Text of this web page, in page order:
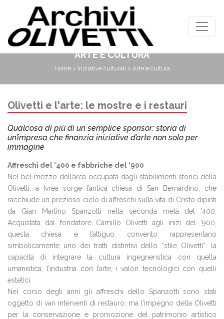
ARTE E CULTURA
Home> Iniziative culturali > Arte e cultura
Olivetti e l'arte: le mostre e i restauri
Qualcosa di più di un semplice sponsor: storia di
un’impresa che finanzia iniziative d’arte non solo per
immagine
Affreschi del ‘400 e fabbriche del ‘900
Nel bel mezzo dell’area occupata dagli stabilimenti storici della
Olivetti, a Ivrea sorge l’antica chiesa di San Bernardino, che
racchiude un prezioso ciclo di affreschi sulla vita di Cristo dipinti
da Gian Martino Spanzotti nella seconda metà del '400.
Acquistata dal fondatore Camillo Olivetti agli inizi del '900,
questa chiesa e l’attiguo convento rappresentano
simbolicamente uno dei tratti distintivi dello “stile Olivetti”: la
capacità di integrare la cultura ingegneristica con quella
umanistica, l’industria con l’arte, i valori tecnologici con quelli
estetici.
Nel corso degli anni gli affreschi dello Spanzotti sono stati
oggetto di vari interventi di restauro, ma l’impegno della Olivetti
per la conservazione e promozione del patrimonio artistico